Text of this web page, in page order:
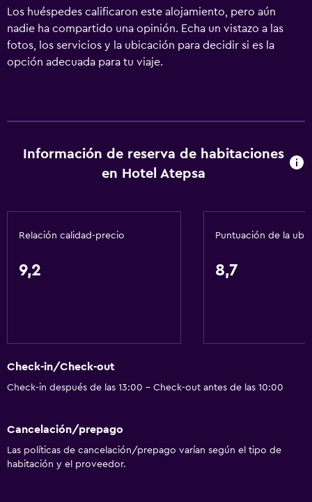
Los huéspedes calificaron este alojamiento, pero aún
nadie ha compartido una opinión. Echa un vistazo a las
fotos, los servicios y la ubicación para decidir si es la
opción adecuada para tu viaje.
Información de reserva de habitaciones
en Hotel Atepsa
Relación calidad-precio
9,2
Puntuación de la
8,7
Check-in/Check-out
Check-in después de las 13:00 - Check-out antes de las 10:00
Cancelación/prepago
Las políticas de cancelación/prepago varían según el tipo de
habitación y el proveedor.